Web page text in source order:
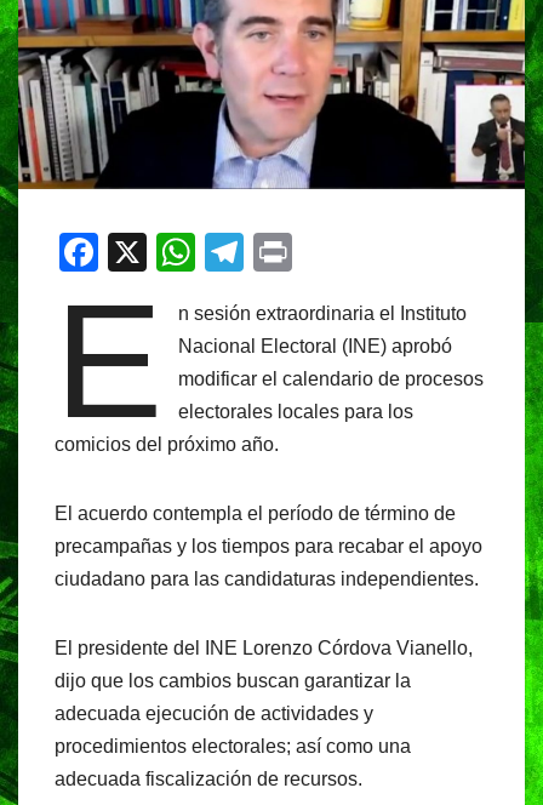
F
c
e
b
o
k
X
W
at
s
A
p
T
e
gr
a
m
t
E
n sesión extraordinaria el Instituto
Nacional Electoral (INE) aprobó
modificar el calendario de procesos
electorales locales para los
comicios del próximo año.
El acuerdo contempla el período de término de
precampañas y los tiempos para recabar el apoyo
ciudadano para las candidaturas independientes.
El presidente del INE Lorenzo Córdova Vianello,
dijo que los cambios buscan garantizar la
adecuada ejecución de actividades y
procedimientos electorales; así como una
adecuada fiscalización de recursos.